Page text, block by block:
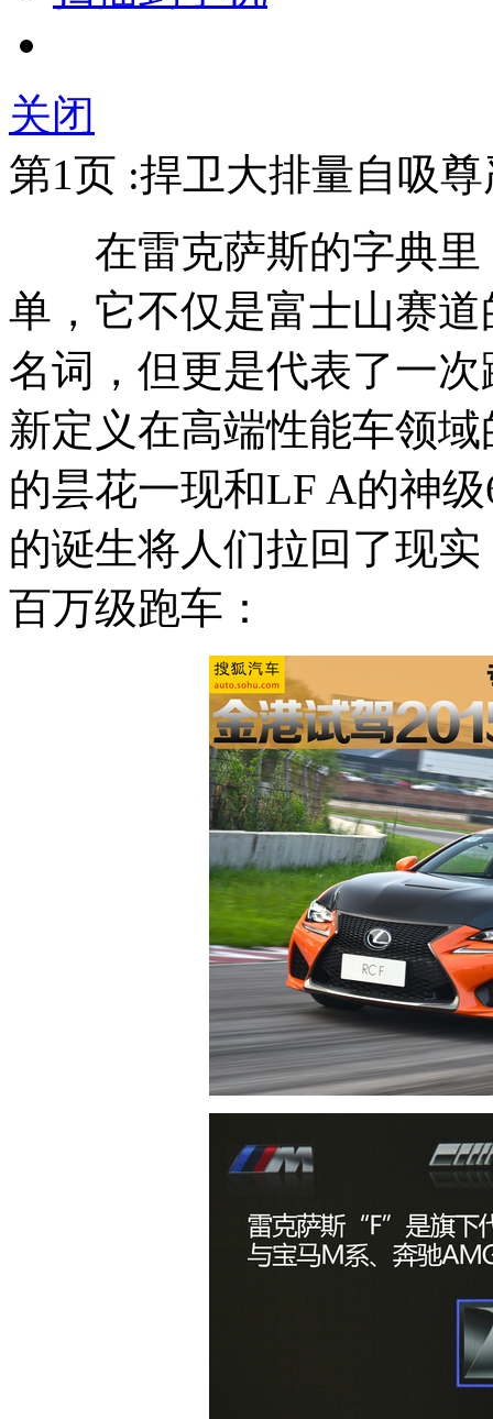
关闭
第1页 :捍卫大排量自吸
在雷克萨斯的字典里
单，它不仅是富士山赛
名词，但更是代表了一
新定义在高端性能车领
的昙花一现和LF A的神
的诞生将人们拉回了现
百万级跑车：